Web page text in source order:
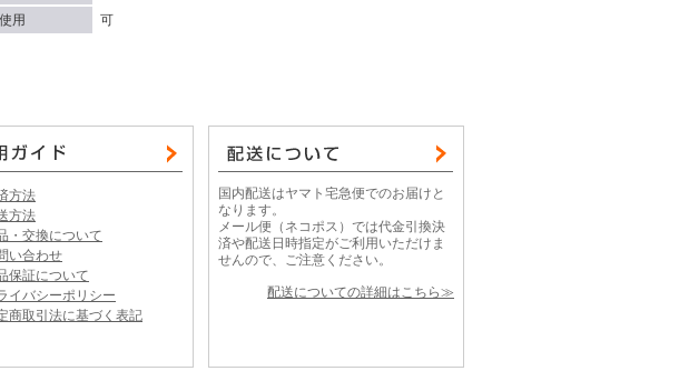
用
可
方法
方法
・交換について
い合わせ
保証について
イバシーポリシー
商取引法に基づく表記
国内配送はヤマト宅急便でのお届けと
なります。
メール便（ネコポス）では代金引換決
済や配送日時指定がご利用いただけま
せんので、ご注意ください。
配送についての詳細はこちら≫